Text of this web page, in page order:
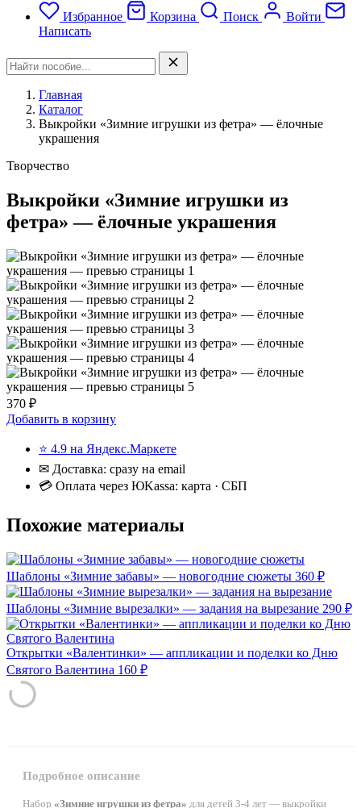
Избранное
Корзина Поиск
Войти
Написать
Главная
Каталог
Выкройки «Зимние игрушки из фетра» — ёлочные
украшения
Творчество
Выкройки «Зимние игрушки из
фетра» — ёлочные украшения
370 ₽
Добавить в корзину
⭐ 4.9 на Яндекс.Маркете
✉ Доставка: сразу на email
💳 Оплата через ЮKassa: карта · СБП
Похожие материалы
Шаблоны «Зимние забавы» — новогодние сюжеты 360 ₽
Шаблоны «Зимние вырезалки» — задания на вырезание 290 ₽
Открытки «Валентинки» — аппликации и поделки ко Дню
Святого Валентина 160 ₽
Подробное описание
Набор «Зимние игрушки из фетра» для детей 3-4 лет — выкройки